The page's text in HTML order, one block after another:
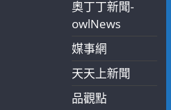
奧丁丁新聞-
owlNews
媒事網
天天上新聞
品觀點